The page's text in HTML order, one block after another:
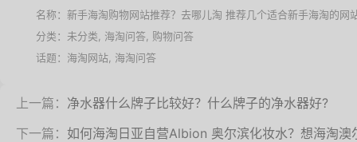
名称： 新手海淘购物网站推荐？去哪儿淘 推荐几个适合新手海淘的网
分类：未分类, 海淘问答 购物问答
话题： 海淘网站 海淘问答
上一篇： 净水器什么牌子比较好？什么牌子的净水器好?
下一篇： 如何海淘日亚自营Albion 奥尔滨化妆水？想海淘